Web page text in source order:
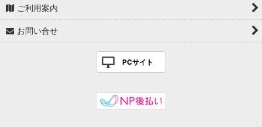
ご利用案内
お問い合せ
PCサイト